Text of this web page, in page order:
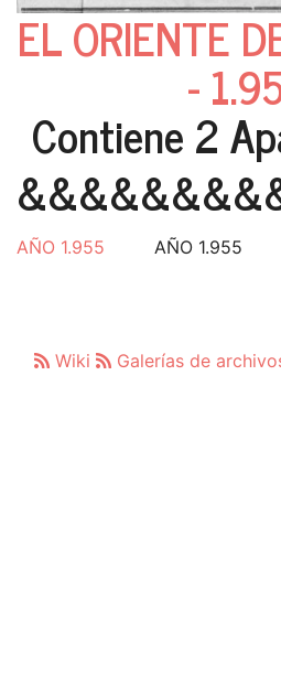
EL ORIENTE
-
Contiene 2
AÑO 1.955 AÑO 1.955
Wiki Galerías de